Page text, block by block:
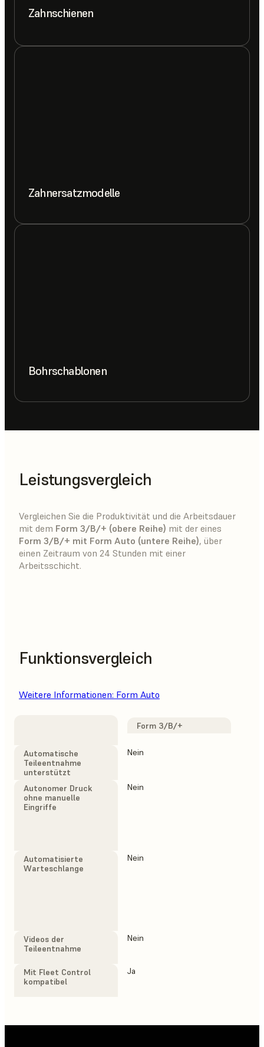
Zahnschienen
Zahnersatzmodelle
Bohrschablonen
Leistungsvergleich
Vergleichen Sie die Produktivität und die Arbeitsdauer
mit dem Form 3/B/+ (obere Reihe) mit der eines
Form 3/B/+ mit Form Auto (untere Reihe), über
einen Zeitraum von 24 Stunden mit einer
Arbeitsschicht.
Funktionsvergleich
Weitere Informationen: Form Auto
Form 3/B/+
Automatische
Teileentnahme
unterstützt
Nein
Autonomer Druck
ohne manuelle
Eingriffe
Nein
Automatisierte
Warteschlange
Nein
Videos der
Teileentnahme
Nein
Mit Fleet Control
kompatibel
Ja